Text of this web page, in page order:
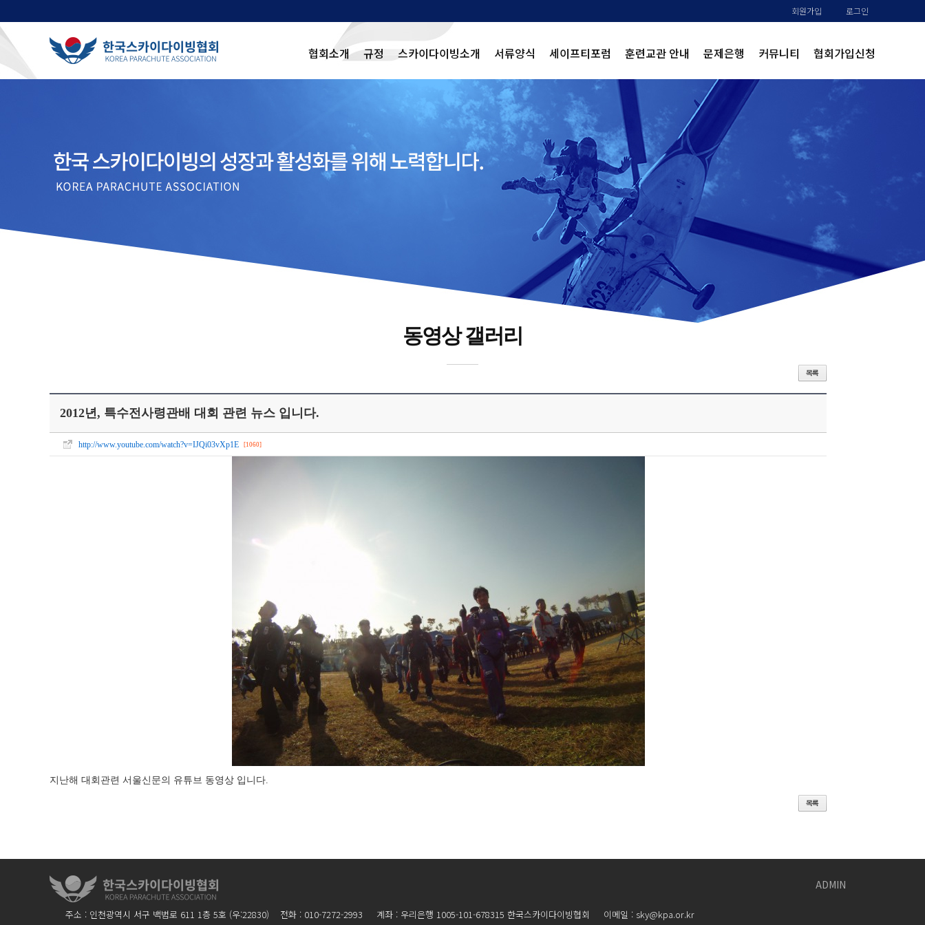
회원가입 로그인
협회소개 규정 스카이다이빙소개 서류양식 세이프티포럼 훈련교관 안내 문제은행 커뮤니티 협회가입신청
동영상 갤러리
2012년, 특수전사령관배 대회 관련 뉴스 입니다.
http://www.youtube.com/watch?v=IJQi03vXp1E [1060]
지난해 대회관련 서울신문의 유튜브 동영상 입니다.
주소 : 인천광역시 서구 백범로 611 1층 5호 (우:22830) 전화 : 010-7272-2993 계좌 : 우리은행 1005-101-678315 한국스카이다이빙협회 이메일 : sky@kpa.or.kr
ADMIN